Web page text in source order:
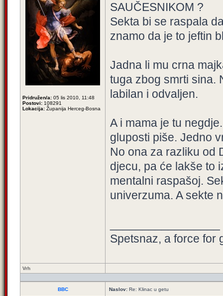
Pridružen/a: 05 lis 2010, 11:48
Postovi: 108291
Lokacija: Županija Herceg-Bosna
SAUČESNIKOM ?
Sekta bi se raspala
znamo da je to jeftin
Jadna li mu crna
tuga zbog smrti sina.
labilan i odvaljen.
A i mama je tu
gluposti piše. Jedno
No ona za razliku od
djecu, pa će lakše to
mentalni raspašoj.
univerzuma. A sekte
Spetsnaz, a force for
Vrh
BBC Naslov: Re: Klinac u getu